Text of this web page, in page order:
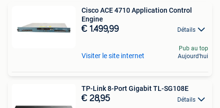
Cisco ACE 4710 Application Control
Engine
€ 1.499,99 Détails
Visiter le site internet
Pub au top
Aujourd'hui
TP-Link 8-Port Gigabit TL-SG108E
€ 28,95 Détails